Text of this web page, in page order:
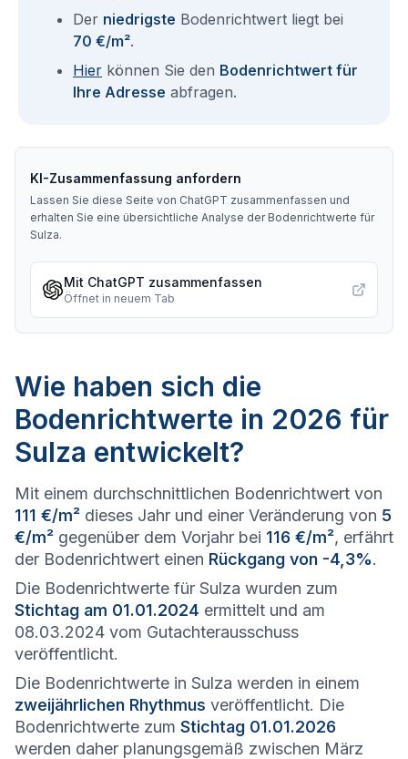
Der niedrigste Bodenrichtwert liegt bei
70 €/m².
Hier können Sie den Bodenrichtwert für
Ihre Adresse abfragen.
KI-Zusammenfassung anfordern
Lassen Sie diese Seite von ChatGPT zusammenfassen und
erhalten Sie eine übersichtliche Analyse der Bodenrichtwerte für
Sulza.
Mit ChatGPT zusammenfassen
Öffnet in neuem Tab
Wie haben sich die
Bodenrichtwerte in 2026 für
Sulza entwickelt?
Mit einem durchschnittlichen Bodenrichtwert von
111 €/m² dieses Jahr und einer Veränderung von 5
€/m² gegenüber dem Vorjahr bei 116 €/m², erfährt
der Bodenrichtwert einen Rückgang von -4,3%.
Die Bodenrichtwerte für Sulza wurden zum
Stichtag am 01.01.2024 ermittelt und am
08.03.2024 vom Gutachterausschuss
veröffentlicht.
Die Bodenrichtwerte in Sulza werden in einem
zweijährlichen Rhythmus veröffentlicht. Die
Bodenrichtwerte zum Stichtag 01.01.2026
werden daher planungsgemäß zwischen März